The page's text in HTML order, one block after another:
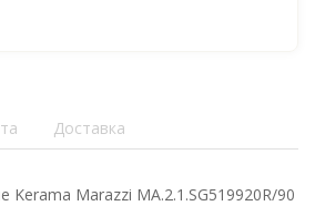
Доставка
Kerama Marazzi MA.2.1.SG519920R/90